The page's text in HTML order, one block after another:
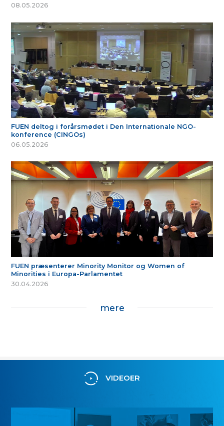
08.05.2026
FUEN deltog i forårsmødet i Den Internationale NGO-
konference (CINGOs)
06.05.2026
FUEN præsenterer Minority Monitor og Women of
Minorities i Europa-Parlamentet
30.04.2026
mere
VIDEOER